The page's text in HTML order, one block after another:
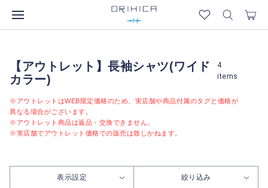
【アウトレット】長袖シャツ(ワイド
カラー)
4
items
※アウトレットはWEB限定価格のため、実店舗や商品付属のタグと価格が
異なる場合がございます。
※アウトレット商品は返品・交換できません。
※実店舗でアウトレット価格での販売は致しかねます。
表示設定 絞り込み